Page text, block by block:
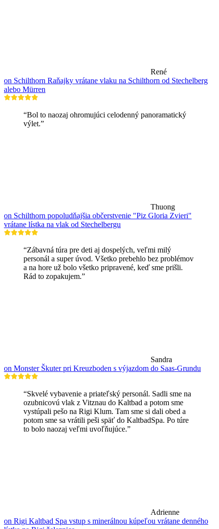
René
on Schilthorn Raňajky vrátane vlaku na Schilthorn od Stechelberg
alebo Mürren
“Bol to naozaj ohromujúci celodenný panoramatický
výlet.”
Thuong
on Schilthorn popoludňajšia občerstvenie "Piz Gloria Zvieri"
vrátane lístka na vlak od Stechelbergu
“Zábavná túra pre deti aj dospelých, veľmi milý
personál a super úvod. Všetko prebehlo bez problémov
a na hore už bolo všetko pripravené, keď sme prišli.
Rád to zopakujem.”
Sandra
on Monster Škuter pri Kreuzboden s výjazdom do Saas-Grundu
“Skvelé vybavenie a priateľský personál. Sadli sme na
ozubnicovú vlak z Vitznau do Kaltbad a potom sme
vystúpali pešo na Rigi Klum. Tam sme si dali obed a
potom sme sa vrátili peši späť do KaltbadSpa. Po túre
to bolo naozaj veľmi uvoľňujúce.”
Adrienne
on Rigi Kaltbad Spa vstup s minerálnou kúpeľou vrátane denného